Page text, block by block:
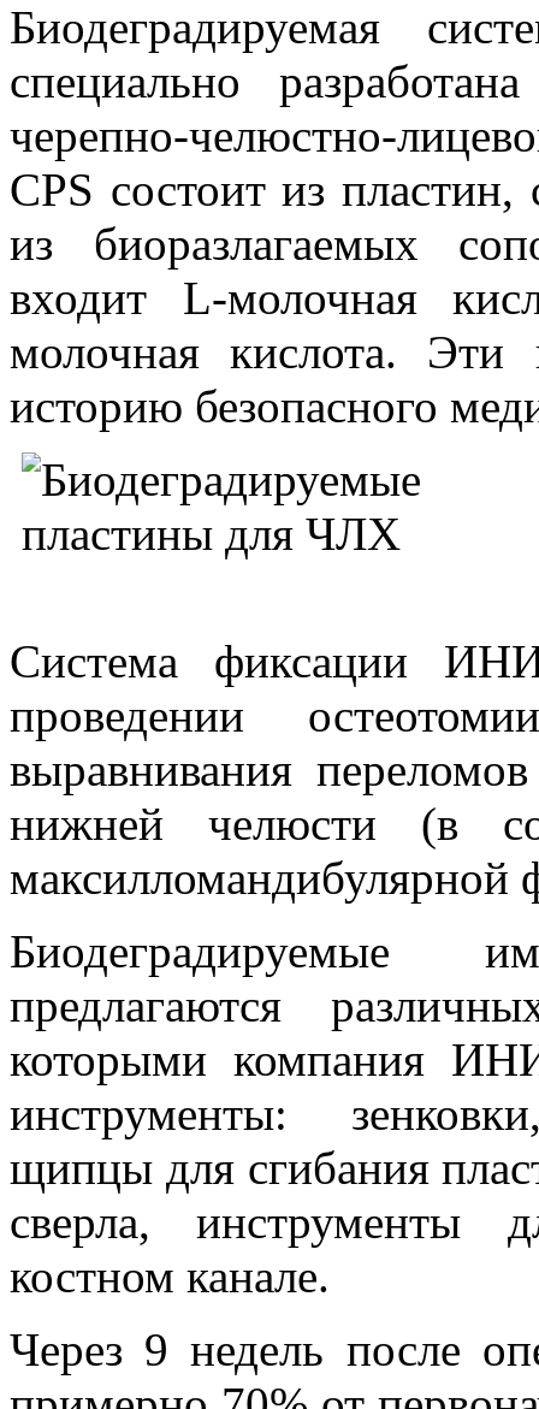
Биодеградируемая
специально
черепно-челюстно-
CPS состоит из
из биоразлагаемых
входит L-молочная
молочная кислота.
историю безопасного
Система фиксации
проведении
выравнивания
нижней челюсти (в
максилломандибулярной
предлагаются
которыми компания
инструменты:
щипцы для сгибания
сверла, инструменты
костном канале.
Через 9 недель после